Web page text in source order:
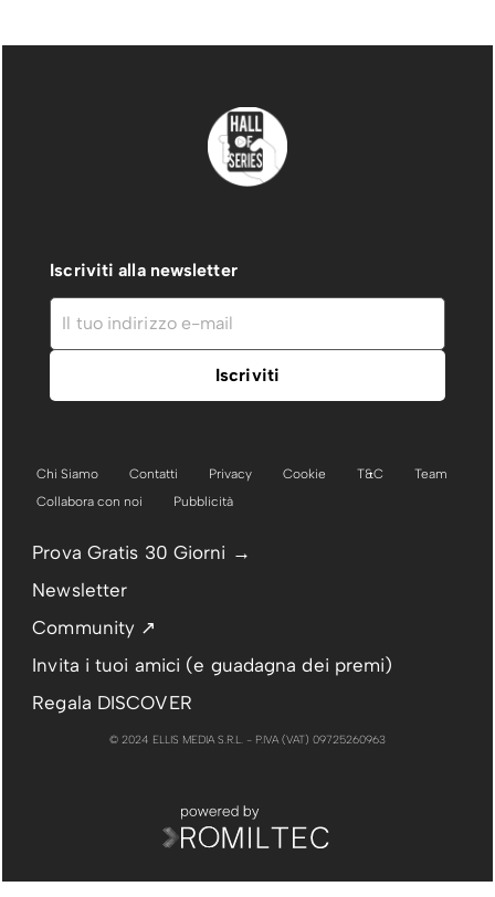
Iscriviti alla newsletter
Chi Siamo Contatti Privacy Cookie T&C
Team
Collabora con noi
Pubblicità
Prova Gratis 30 Giorni →
Newsletter
Community ↗
Invita i tuoi amici (e guadagna dei premi)
Regala DISCOVER
© 2024 ELLIS MEDIA S.R.L. - P.IVA (VAT) 09725260963